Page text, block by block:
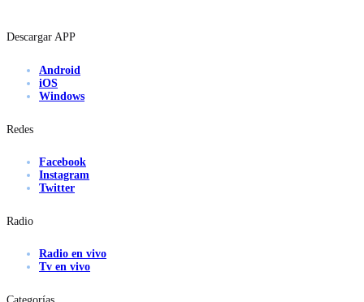
Descargar APP
Android
iOS
Windows
Redes
Facebook
Instagram
Twitter
Radio
Radio en vivo
Tv en vivo